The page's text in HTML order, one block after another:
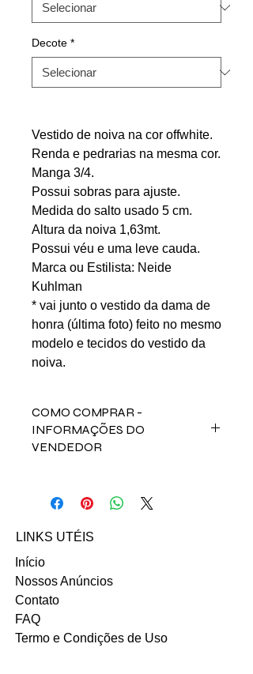
Decote *
Vestido de noiva na cor offwhite.
Renda e pedrarias na mesma cor.
Manga 3/4.
Possui sobras para ajuste.
Medida do salto usado 5 cm.
Altura da noiva 1,63mt.
Possui véu e uma leve cauda.
Marca ou Estilista: Neide
Kuhlman
* vai junto o vestido da dama de
honra (última foto) feito no mesmo
modelo e tecidos do vestido da
noiva.
COMO COMPRAR -
INFORMAÇÕES DO
VENDEDOR
de O. Jacinto da costa baixo:
Email: camila.kniess@gmail.com
INSTAGRAM
LINKS UTÉIS
Início
Nossos Anúncios
Contato
FAQ
Termo e Condições de Uso